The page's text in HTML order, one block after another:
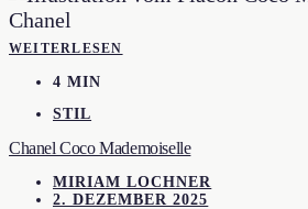
WEITERLESEN
4 MIN
STIL
Chanel Coco Mademoiselle
MIRIAM LOCHNER
2. DEZEMBER 2025